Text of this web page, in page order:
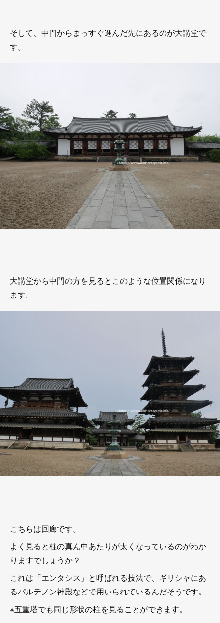
そして、中門からまっすぐ進んだ先にあるのが大講堂で
す。
大講堂から中門の方を見るとこのような位置関係になり
ます。
こちらは回廊です。
よく見ると柱の真ん中あたりが太くなっているのがわか
りますでしょうか？
これは「エンタシス」と呼ばれる技法で、ギリシャにあ
るパルテノン神殿などで用いられているんだそうです。
※五重塔でも同じ形状の柱を見ることができます。